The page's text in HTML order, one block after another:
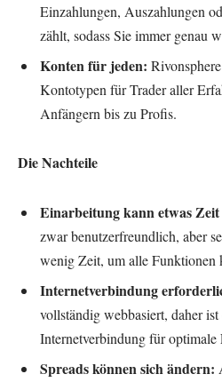
Einzahlungen, Auszahlungen
zählt, sodass Sie immer genau
Konten für jeden:
Kontotypen für Trader aller
Anfängern bis zu Profis.
Die Nachteile
Einarbeitung kann etwas
zwar benutzerfreundlich, aber
wenig Zeit, um alle Funktionen
Internetverbindung
vollständig webbasiert, daher
Internetverbindung für optimale
Spreads können sich ändern: